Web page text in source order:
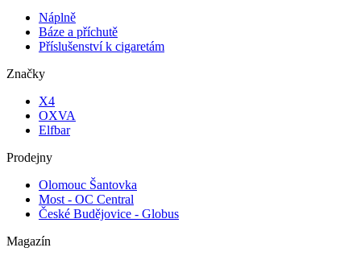
Náplně
Báze a příchutě
Příslušenství k cigaretám
Značky
X4
OXVA
Elfbar
Prodejny
Olomouc Šantovka
Most - OC Central
České Budějovice - Globus
Magazín